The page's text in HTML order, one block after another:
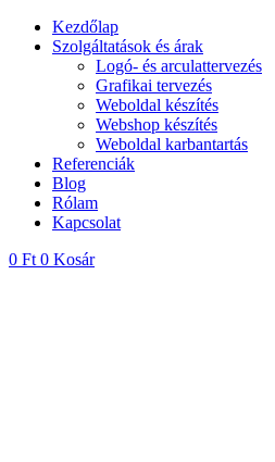
Kezdőlap
Szolgáltatások és árak
Logó- és arculattervezés
Grafikai tervezés
Weboldal készítés
Webshop készítés
Weboldal karbantartás
Referenciák
Blog
Rólam
Kapcsolat
0 Ft 0 Kosár